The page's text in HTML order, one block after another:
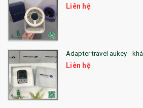
QUÀ TẶNG SX NHANH
QUÀ TẶNG HỘI THẢO
QUÀ TẶNG CÔNG NGHỆ
SẢN PHẨM ĐÃ THỰC HIỆN
QUÀ TẶNG SỨC KHỎE
Liên hệ
Adapter travel aukey -
Liên hệ